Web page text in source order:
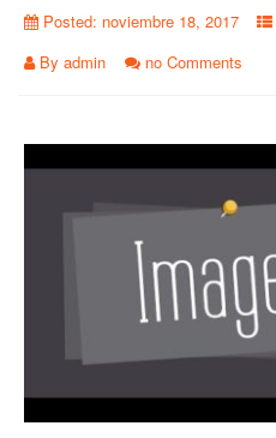
Posted: noviembre 18, 2017
By admin no Comments